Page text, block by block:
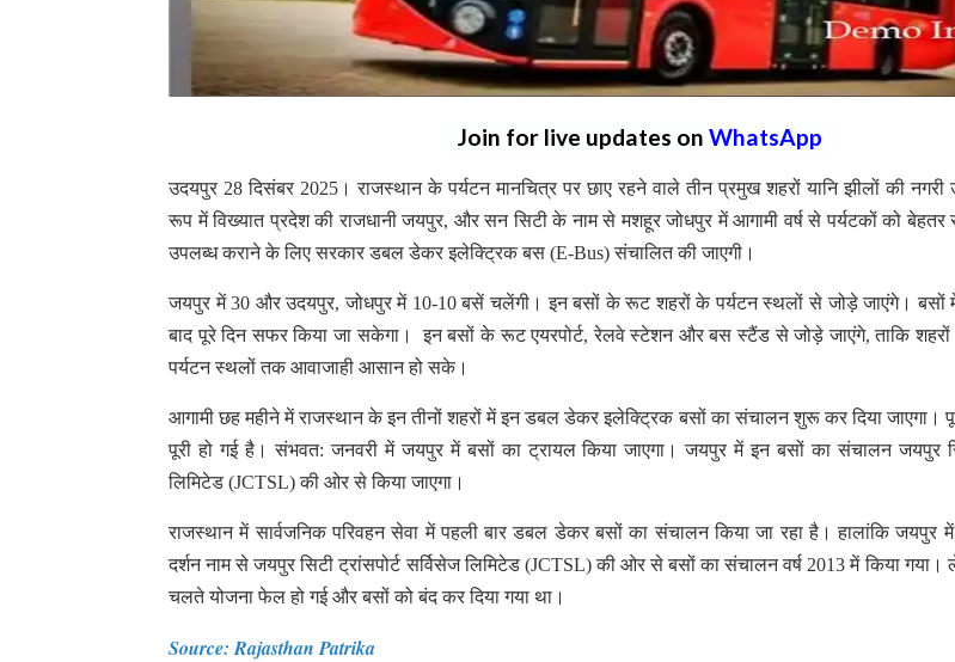
Join for live updates on WhatsApp
उदयपुर 28 दिसंबर 2025। राजस्थान के पर्यटन मानचित्र पर छाए रहने वाले तीन प्रमुख शहरों यानि झीलों की नगरी
रूप में विख्यात प्रदेश की राजधानी जयपुर, और सन सिटी के नाम से मशहूर जोधपुर में आगामी वर्ष से पर्यटकों को बेहतर
उपलब्ध कराने के लिए सरकार डबल डेकर इलेक्ट्रिक बस (E-Bus) संचालित की जाएगी।
जयपुर में 30 और उदयपुर, जोधपुर में 10-10 बसें चलेंगी। इन बसों के रूट शहरों के पर्यटन स्थलों से जोड़े जाएंगे।
बाद पूरे दिन सफर किया जा सकेगा। इन बसों के रूट एयरपोर्ट, रेलवे स्टेशन और बस स्टैंड से जोड़े जाएंगे, ताकि शहरों
पर्यटन स्थलों तक आवाजाही आसान हो सके।
आगामी छह महीने में राजस्थान के इन तीनों शहरों में इन डबल डेकर इलेक्ट्रिक बसों का संचालन शुरू कर दिया जाएगा।
पूरी हो गई है। संभवत: जनवरी में जयपुर में बसों का ट्रायल किया जाएगा। जयपुर में इन बसों का संचालन जयपुर
लिमिटेड (JCTSL) की ओर से किया जाएगा।
राजस्थान में सार्वजनिक परिवहन सेवा में पहली बार डबल डेकर बसों का संचालन किया जा रहा है। हालांकि जयपुर
दर्शन नाम से जयपुर सिटी ट्रांसपोर्ट सर्विसेज लिमिटेड (JCTSL) की ओर से बसों का संचालन वर्ष 2013 में किया गया।
चलते योजना फेल हो गई और बसों को बंद कर दिया गया था।
Source: Rajasthan Patrika